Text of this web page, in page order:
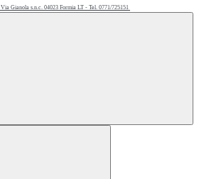
Via Gianola s.n.c. 04023 Formia LT - Tel. 0771/725151